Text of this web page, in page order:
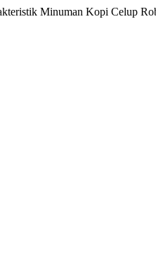
Minuman Kopi Celup